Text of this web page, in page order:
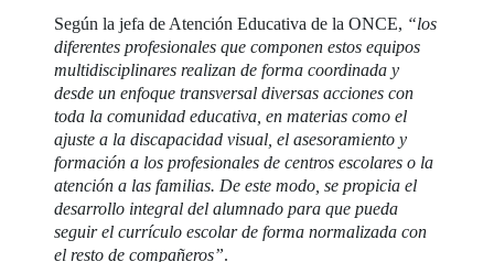
Según la jefa de Atención Educativa de la ONCE, “los
diferentes profesionales que componen estos equipos
multidisciplinares realizan de forma coordinada y
desde un enfoque transversal diversas acciones con
toda la comunidad educativa, en materias como el
ajuste a la discapacidad visual, el asesoramiento y
formación a los profesionales de centros escolares o la
atención a las familias. De este modo, se propicia el
desarrollo integral del alumnado para que pueda
seguir el currículo escolar de forma normalizada con
el resto de compañeros”.